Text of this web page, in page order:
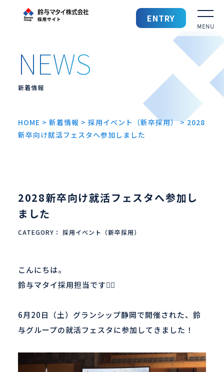
鈴与マタイ 採用サイト
ENTRY
働きやすい環境
募集要項
新着情報
新着情報
HOME > 新着情報 > 採用イベント（新卒採用）>2028
新卒向け就活フェスタへ参加しました
2028新卒向け就活フェスタへ参加し
ました
CATEGORY： 採用イベント（新卒採用）
こんにちは。
鈴与マタイ採用担当です💁‍♀️
6月20日（土）グランシップ静岡で開催された、鈴
与グループの就活フェスタに参加してきました！